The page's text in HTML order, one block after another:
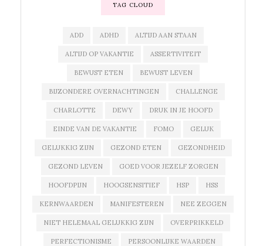
TAG CLOUD
ADD ADHD ALTIJD AAN STAAN
ALTIJD OP VAKANTIE ASSERTIVITEIT
BEWUST ETEN BEWUST LEVEN
BIJZONDERE OVERNACHTINGEN CHALLENGE
CHARLOTTE DEWY DRUK IN JE HOOFD
EINDE VAN DE VAKANTIE FOMO GELUK
GELUKKIG ZIJN GEZOND ETEN GEZONDHEID
GEZOND LEVEN GOED VOOR JEZELF ZORGEN
HOOFDPIJN HOOGSENSITIEF HSP HSS
KERNWAARDEN MANIFESTEREN NEE ZEGGEN
NIET HELEMAAL GELUKKIG ZIJN OVERPRIKKELD
PERFECTIONISME PERSOONLIJKE WAARDEN